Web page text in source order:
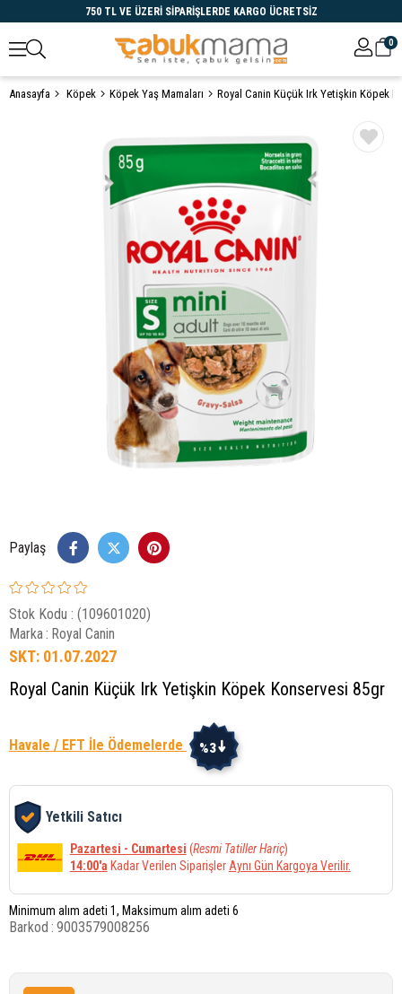
750 TL VE ÜZERİ SİPARİŞLERDE KARGO ÜCRETSİZ
0
Anasayfa Köpek Köpek Yaş Mamaları Royal Canin Küçük Irk Yetişkin Köpek
Paylaş
Stok Kodu
(109601020)
Marka: Royal Canin
SKT: 01.07.2027
Royal Canin Küçük Irk Yetişkin Köpek Konservesi 85gr
Havale / EFT İle Ödemelerde %3
Yetkili Satıcı
Pazartesi - Cumartesi (Resmi Tatiller Hariç)
14:00'a Kadar Verilen Siparişler Aynı Gün Kargoya Verilir.
Minimum alım adeti 1, Maksimum alım adeti 6
Barkod : 9003579008256
Öne Çıkanlar